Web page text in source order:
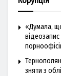
«Думала,
зняти з